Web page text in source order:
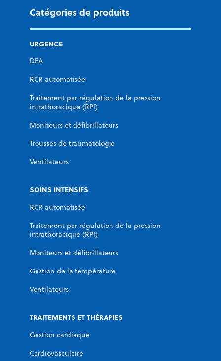
Catégories de produits
URGENCE
DEA
RCR automatisée
Traitement par régulation de la pression
intrathoracique (RPI)
Moniteurs et défibrillateurs
Trousses de traumatologie
Ventilateurs
SOINS INTENSIFS
RCR automatisée
Traitement par régulation de la pression
intrathoracique (RPI)
Moniteurs et défibrillateurs
Gestion de la température
Ventilateurs
TRAITEMENTS ET THÉRAPIES
Gestion cardiaque
Cardiovasculaire